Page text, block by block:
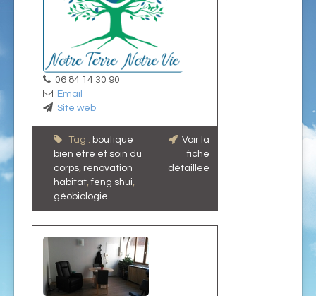
06 84 14 30 90
Email
Site web
Tag : boutique
bien etre et soin du
corps rénovation
habitat ,feng shui
géobiologie
Voir la
fiche
détaillée